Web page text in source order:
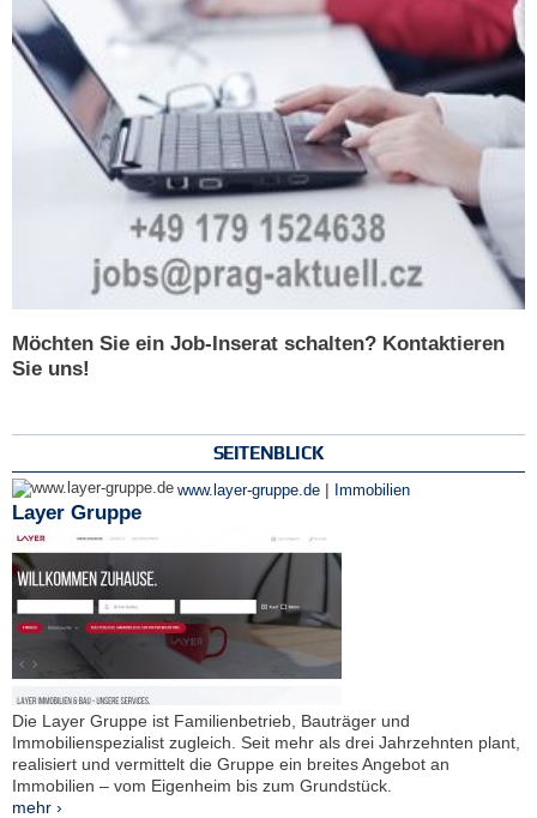
Möchten Sie ein Job-Inserat schalten? Kontaktieren
Sie uns!
SEITENBLICK
www.layer-gruppe.de | Immobilien
Layer Gruppe
Die Layer Gruppe ist Familienbetrieb, Bauträger und
Immobilienspezialist zugleich. Seit mehr als drei Jahrzehnten plant,
realisiert und vermittelt die Gruppe ein breites Angebot an
Immobilien – vom Eigenheim bis zum Grundstück.
mehr ›